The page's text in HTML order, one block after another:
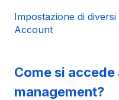
Impostazione di
Account
Come si
management?